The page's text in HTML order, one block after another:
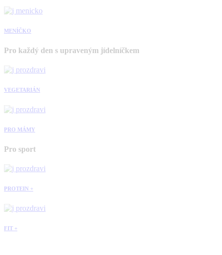
MENÍČKO
Pro každý den s upraveným jídelníčkem
VEGETARIÁN
PRO MÁMY
Pro sport
PROTEIN +
FIT +